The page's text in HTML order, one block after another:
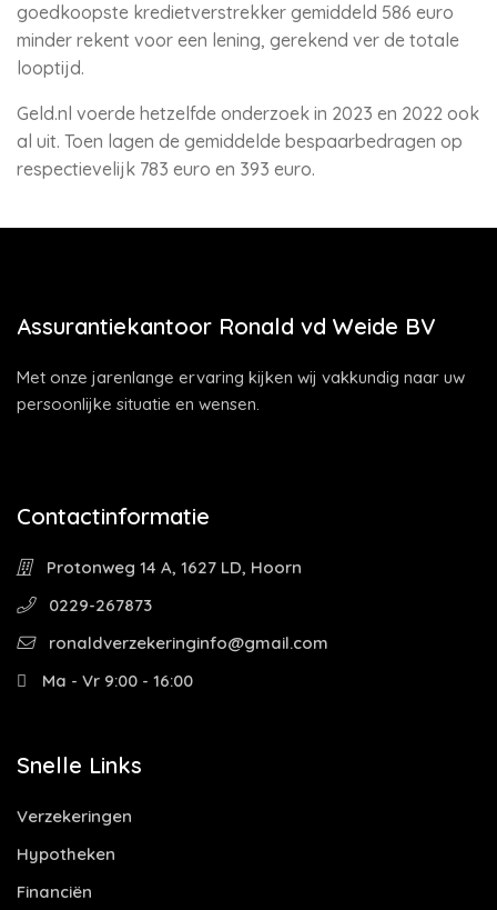
goedkoopste kredietverstrekker gemiddeld 586 euro
minder rekent voor een lening, gerekend ver de totale
looptijd.
Geld.nl voerde hetzelfde onderzoek in 2023 en 2022 ook
al uit. Toen lagen de gemiddelde bespaarbedragen op
respectievelijk 783 euro en 393 euro.
Assurantiekantoor Ronald vd Weide BV
Met onze jarenlange ervaring kijken wij vakkundig naar uw
persoonlijke situatie en wensen.
Contactinformatie
Protonweg 14 A, 1627 LD, Hoorn
0229-267873
ronaldverzekeringinfo@gmail.com
Ma - Vr 9:00 - 16:00
Snelle Links
Verzekeringen
Hypotheken
Financiën